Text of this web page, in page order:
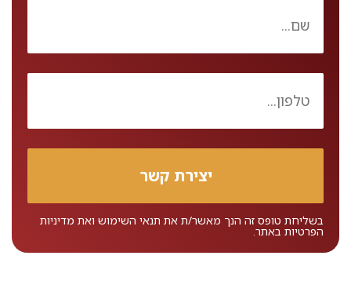
בשליחת טופס זה הנך מאשר/ת את תנאי השימוש ואת מדיניות
הפרטיות באתר.